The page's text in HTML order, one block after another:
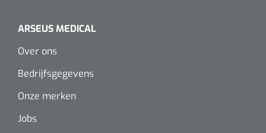
ARSEUS MEDICAL
Over ons
Bedrijfsgegevens
Onze merken
Jobs